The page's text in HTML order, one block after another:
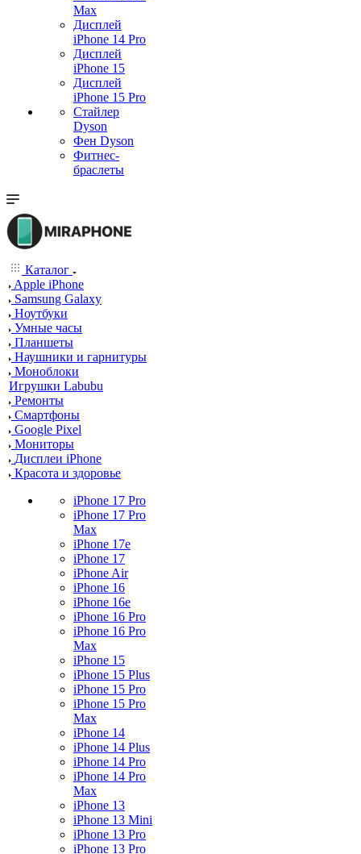
Max
Дисплей
iPhone 14 Pro
Дисплей
iPhone 15
Дисплей
iPhone 15 Pro
Стайлер
Dyson
Фен Dyson
Фитнес-
браслеты
Каталог
Apple iPhone
Samsung Galaxy
Ноутбуки
Умные часы
Планшеты
Наушники и гарнитуры
Моноблоки
Игрушки Labubu
Ремонты
Смартфоны
Google Pixel
Мониторы
Дисплеи iPhone
Красота и здоровье
iPhone 17 Pro
iPhone 17 Pro
Max
iPhone 17e
iPhone 17
iPhone Air
iPhone 16
iPhone 16e
iPhone 16 Pro
iPhone 16 Pro
Max
iPhone 15
iPhone 15 Plus
iPhone 15 Pro
iPhone 15 Pro
Max
iPhone 14
iPhone 14 Plus
iPhone 14 Pro
iPhone 14 Pro
Max
iPhone 13
iPhone 13 Mini
iPhone 13 Pro
iPhone 13 Pro